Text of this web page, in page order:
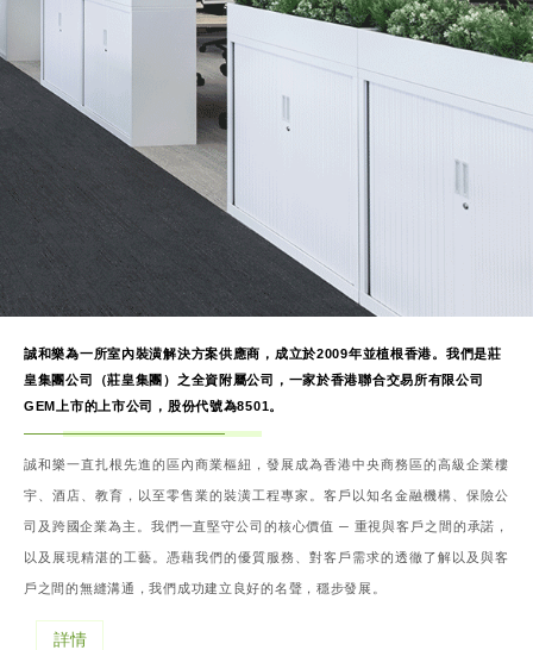
誠和樂為一所室內裝潢解決方案供應商，成立於2009年並植根香港。我們是莊
皇集團公司（莊皇集團）之全資附屬公司，一家於香港聯合交易所有限公司
GEM上市的上市公司，股份代號為8501。
誠和樂一直扎根先進的區內商業樞紐，發展成為香港中央商務區的高級企業樓
宇、酒店、教育，以至零售業的裝潢工程專家。客戶以知名金融機構、保險公
司及跨國企業為主。我們一直堅守公司的核心價值 ─ 重視與客戶之間的承諾，
以及展現精湛的工藝。憑藉我們的優質服務、對客戶需求的透徹了解以及與客
戶之間的無縫溝通，我們成功建立良好的名聲，穩步發展。
詳情